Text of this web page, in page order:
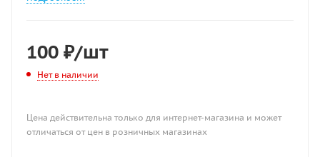
100 ₽/шт
Нет в наличии
Цена действительна только для интернет-магазина и может
отличаться от цен в розничных магазинах